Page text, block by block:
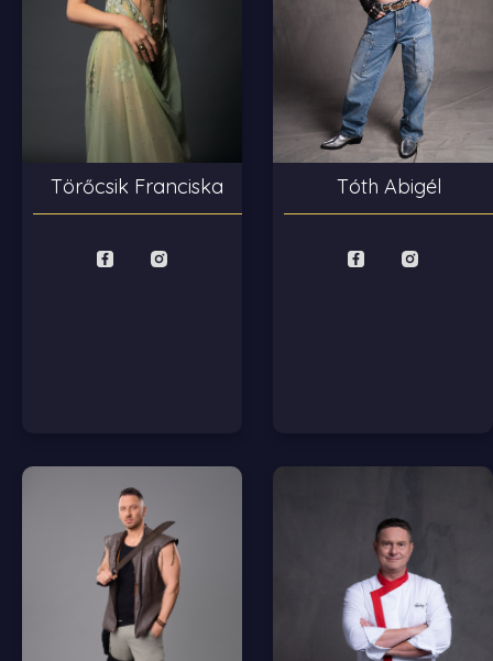
Törőcsik Franciska Tóth Abigél